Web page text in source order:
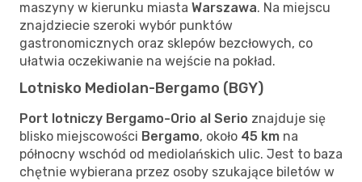
maszyny w kierunku miasta Warszawa. Na miejscu
znajdziecie szeroki wybór punktów
gastronomicznych oraz sklepów bezcłowych, co
ułatwia oczekiwanie na wejście na pokład.
Lotnisko Mediolan-Bergamo (BGY)
Port lotniczy Bergamo-Orio al Serio znajduje się
blisko miejscowości Bergamo, około 45 km na
północny wschód od mediolańskich ulic. Jest to baza
chętnie wybierana przez osoby szukające biletów w